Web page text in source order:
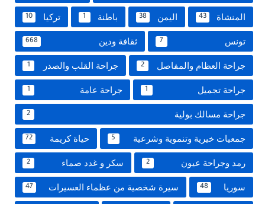
المنشاة 43 اليمن 38 باطنة 1 تركيا 10
تونس 7 ثقافة ودين 668
جراحة العظام والمفاصل 2 جراحة القلب والصدر 1
جراحة تجميل 1 جراحة عامة 1
جراحة مسالك بولية 2
جمعيات خيرية وتنموية وشرعية 5 حياة كريمة 72
رمد وجراحة عيون 2 سكر و غدد صماء 2
سوريا 48 سيرة شخصية من عظماء العسيرات 47